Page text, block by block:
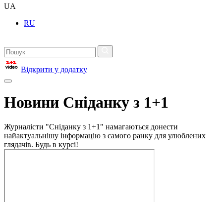
UA
RU
Відкрити у додатку
Новини Сніданку з 1+1
Журналісти "Сніданку з 1+1" намагаються донести
найактуальнішу інформацію з самого ранку для улюблених
глядачів. Будь в курсі!